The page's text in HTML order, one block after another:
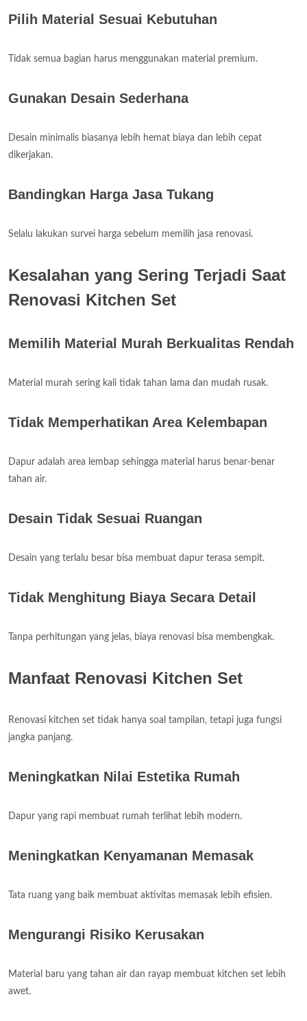
Pilih Material Sesuai Kebutuhan
Tidak semua bagian harus menggunakan material premium.
Gunakan Desain Sederhana
Desain minimalis biasanya lebih hemat biaya dan lebih cepat
dikerjakan.
Bandingkan Harga Jasa Tukang
Selalu lakukan survei harga sebelum memilih jasa renovasi.
Kesalahan yang Sering Terjadi Saat
Renovasi Kitchen Set
Memilih Material Murah Berkualitas Rendah
Material murah sering kali tidak tahan lama dan mudah rusak.
Tidak Memperhatikan Area Kelembapan
Dapur adalah area lembap sehingga material harus benar-benar
tahan air.
Desain Tidak Sesuai Ruangan
Desain yang terlalu besar bisa membuat dapur terasa sempit.
Tidak Menghitung Biaya Secara Detail
Tanpa perhitungan yang jelas, biaya renovasi bisa membengkak.
Manfaat Renovasi Kitchen Set
Renovasi kitchen set tidak hanya soal tampilan, tetapi juga fungsi
jangka panjang.
Meningkatkan Nilai Estetika Rumah
Dapur yang rapi membuat rumah terlihat lebih modern.
Meningkatkan Kenyamanan Memasak
Tata ruang yang baik membuat aktivitas memasak lebih efisien.
Mengurangi Risiko Kerusakan
Material baru yang tahan air dan rayap membuat kitchen set lebih
awet.